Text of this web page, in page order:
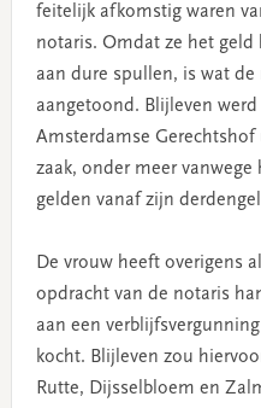
feitelijk afkomstig waren
notaris. Omdat ze het geld
aan dure spullen, is wat
aangetoond. Blijleven
Amsterdamse
zaak, onder meer
gelden vanaf zijn
De vrouw heeft overigens
opdracht van de notaris
aan een
kocht. Blijleven zou
Rutte, Dijsselbloem en